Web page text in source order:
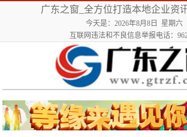
广东之窗_全方位打造本地企业资
今天是：2026年8月8日 星期六
互联网违法和不良信息举报电话：